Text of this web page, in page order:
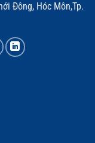
Đông, Hóc Môn,Tp.